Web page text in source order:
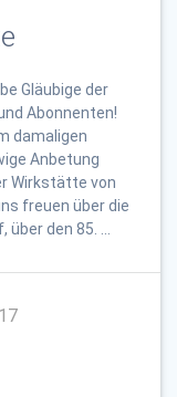
Gläubige der
Abonnenten!
damaligen
Anbetung
Wirkstätte von
freuen über die
den 85. …